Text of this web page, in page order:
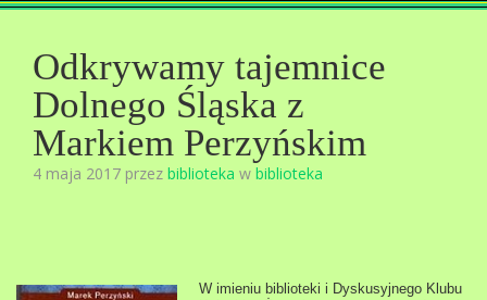
Odkrywamy tajemnice
Dolnego Śląska z
Markiem Perzyńskim
4 maja 2017 przez biblioteka w biblioteka
W imieniu biblioteki i Dyskusyjnego Klubu